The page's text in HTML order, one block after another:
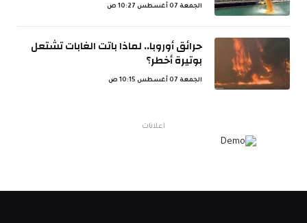
الجمعة 07 أغسطس 10:27 ص
حرائق أوروبا.. لماذا باتت الغابات تشتعل
بوتيرة أخطر؟
الجمعة 07 أغسطس 10:15 ص
اعلانات